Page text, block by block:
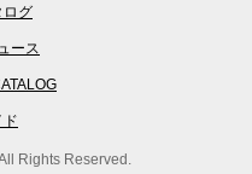
ログ
ース
ド
Rights Reserved.